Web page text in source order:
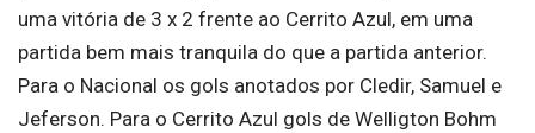
uma vitória de 3 x 2 frente ao Cerrito Azul, em uma
partida bem mais tranquila do que a partida anterior.
Para o Nacional os gols anotados por Cledir, Samuel e
Jeferson. Para o Cerrito Azul gols de Welligton Bohm